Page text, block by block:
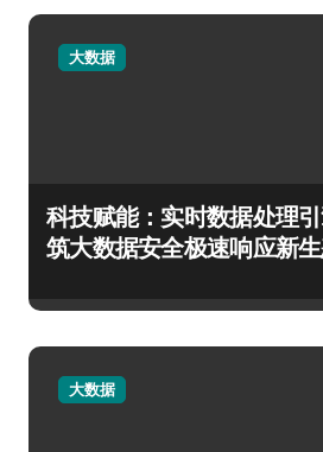
大数据
科技赋能：实时数据处理
筑大数据安全极速响应新
大数据